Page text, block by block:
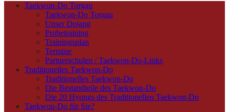
Taekwon-Do Torgau
Taekwon-Do Torgau
Unser Dojang
Probetraining
Trainingsplan
Termine
Partnerschulen / Taekwon-Do-Links
Traditionelles Taekwon-Do
Traditionelles Taekwon-Do
Die Bestandteile des Taekwon-Do
Die 20 Hyongs des Traditionellen Taekwon-Do
Taekwon-Do für Sie?